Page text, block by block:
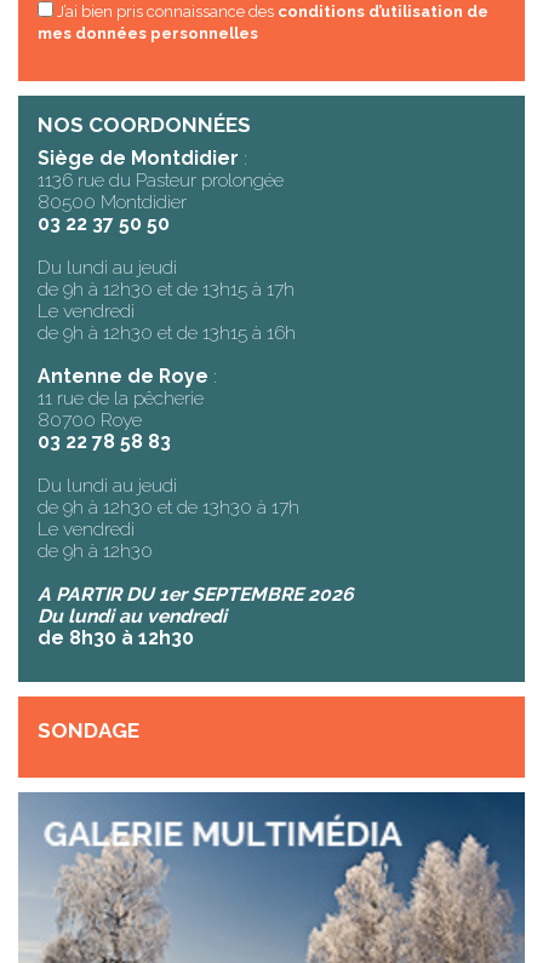
J’ai bien pris connaissance des conditions d’utilisation de
mes données personnelles
NOS COORDONNÉES
Siège de Montdidier :
1136 rue du Pasteur prolongée
80500 Montdidier
03 22 37 50 50
Du lundi au jeudi
de 9h à 12h30 et de 13h15 à 17h
Le vendredi
de 9h à 12h30 et de 13h15 à 16h
Antenne de Roye :
11 rue de la pêcherie
80700 Roye
03 22 78 58 83
Du lundi au jeudi
de 9h à 12h30 et de 13h30 à 17h
Le vendredi
de 9h à 12h30
A PARTIR DU 1er SEPTEMBRE 2026
Du lundi au vendredi
de 8h30 à 12h30
SONDAGE